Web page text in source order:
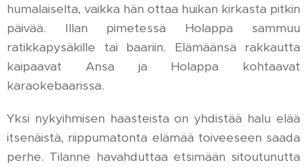
humalaiselta, vaikka hän ottaa huikan kirkasta pitkin
päivää. Illan pimetessä Holappa sammuu
ratikkapysäkille tai baariin. Elämäänsä rakkautta
kaipaavat Ansa ja Holappa kohtaavat
karaokebaarissa.
Yksi nykyihmisen haasteista on yhdistää halu elää
itsenäistä, riippumatonta elämää toiveeseen saada
perhe. Tilanne havahduttaa etsimään sitoutunutta